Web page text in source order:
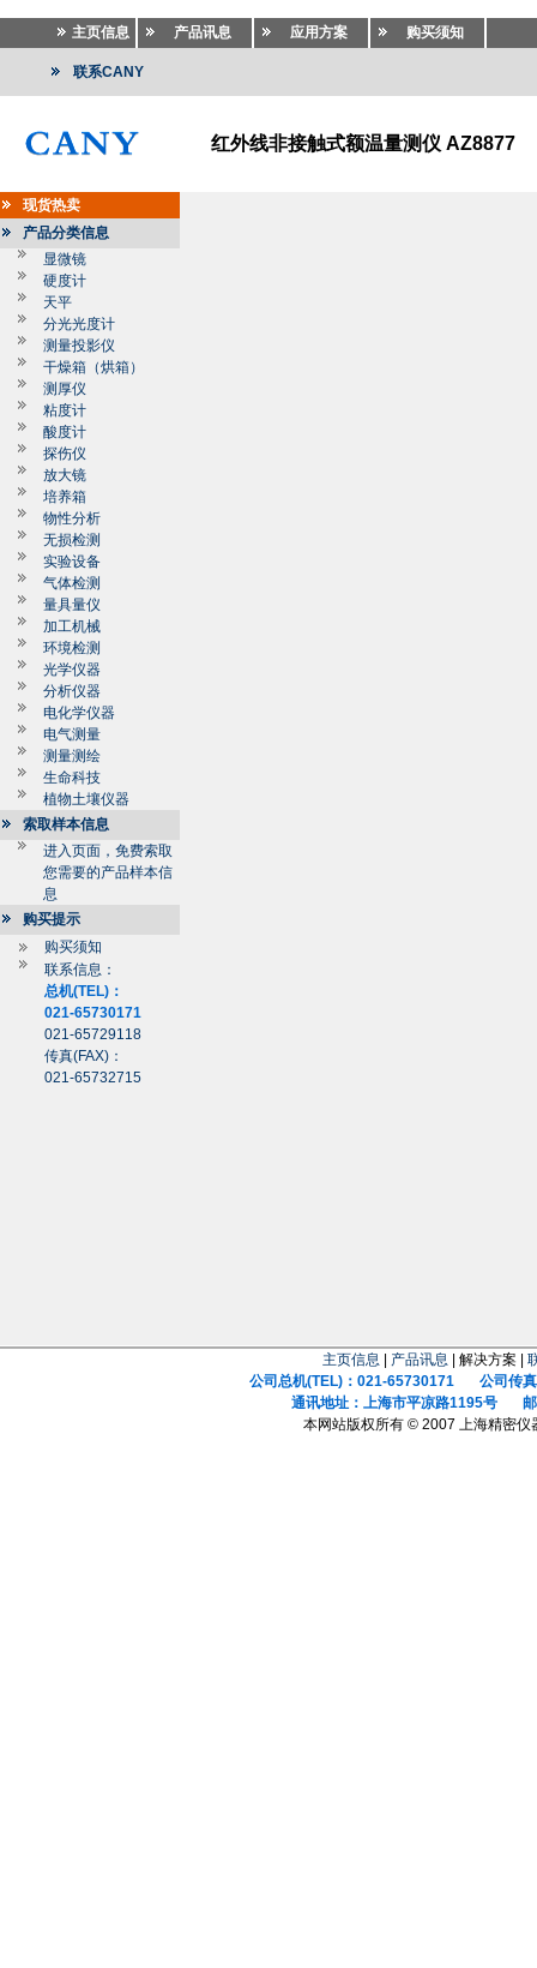
主页信息 产品讯息 应用方案 购买须知
联系CANY
红外线非接触式额温量测仪 AZ8877
现货热卖
产品分类信息
显微镜
硬度计
天平
分光光度计
测量投影仪
干燥箱（烘箱）
测厚仪
粘度计
酸度计
探伤仪
放大镜
培养箱
物性分析
无损检测
实验设备
气体检测
量具量仪
加工机械
环境检测
光学仪器
分析仪器
电化学仪器
电气测量
测量测绘
生命科技
植物土壤仪器
索取样本信息
进入页面，免费索取
您需要的产品样本信
息
购买提示
购买须知
联系信息：
总机(TEL)：
021-65730171
021-65729118
传真(FAX)：
021-65732715
主页信息 产品讯息 | 解决方案 |
公司总机(TEL)：021-65730171 公司传真
通讯地址：上海市平凉路1195号 邮
本网站版权所有 © 2007 上海精密仪